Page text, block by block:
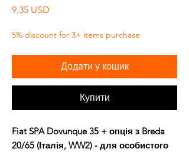
9,35 USD
5% discount for 3+ items purchase
Додати у кошик
Купити
Fiat SPA Dovunque 35 + опція з Breda
20/65 (Італія, WW2) - для особистого